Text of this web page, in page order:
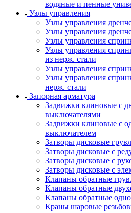
водяные и пенные
Узлы управления
Узлы управления
Узлы управления
Узлы управления
Узлы управления
из нерж. стали
Узлы управления
Узлы управления
нерж. стали
Запорная арматура
Задвижки клиновые с
выключателями
Задвижки клиновые с
выключателем
Затворы дисковые
Затворы дисковые с
Затворы дисковые с
Затворы дисковые с
Клапаны обратные
Клапаны обратные
Клапаны обратные
Краны шаровые